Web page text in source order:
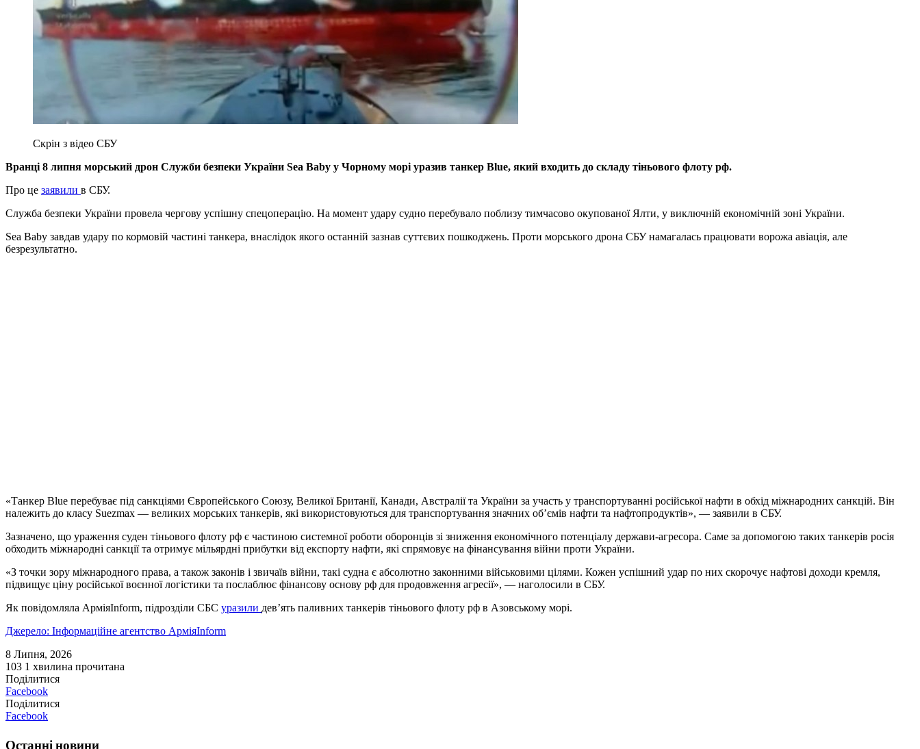
Скрін з відео СБУ
Вранці 8 липня морський дрон Служби безпеки України Sea Baby у Чорному морі уразив танкер Blue, який входить до складу тіньового флоту рф.
Про це заявили в СБУ.
Служба безпеки України провела чергову успішну спецоперацію. На момент удару судно перебувало поблизу тимчасово окупованої Ялти, у виключній економічній зоні України.
Sea Baby завдав удару по кормовій частині танкера, внаслідок якого останній зазнав суттєвих пошкоджень. Проти морського дрона СБУ намагалась працювати ворожа авіація, але
безрезультатно.
«Танкер Blue перебуває під санкціями Європейського Союзу, Великої Британії, Канади, Австралії та України за участь у транспортуванні російської нафти в обхід міжнародних санкцій. Він
належить до класу Suezmax — великих морських танкерів, які використовуються для транспортування значних об’ємів нафти та нафтопродуктів», — заявили в СБУ.
Зазначено, що ураження суден тіньового флоту рф є частиною системної роботи оборонців зі зниження економічного потенціалу держави-агресора. Саме за допомогою таких танкерів росія
обходить міжнародні санкції та отримує мільярдні прибутки від експорту нафти, які спрямовує на фінансування війни проти України.
«З точки зору міжнародного права, а також законів і звичаїв війни, такі судна є абсолютно законними військовими цілями. Кожен успішний удар по них скорочує нафтові доходи кремля,
підвищує ціну російської воєнної логістики та послаблює фінансову основу рф для продовження агресії», — наголосили в СБУ.
Як повідомляла АрміяInform, підрозділи СБС уразили дев’ять паливних танкерів тіньового флоту рф в Азовському морі.
Джерело: Інформаційне агентство АрміяInform
8 Липня, 2026
103 1 хвилина прочитана
Поділитися
Facebook
Поділитися
Facebook
Останні новини